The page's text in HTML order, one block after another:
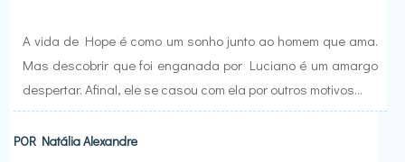
A vida de Hope é como um sonho junto ao homem que ama.
Mas descobrir que foi enganada por Luciano é um amargo
despertar. Afinal, ele se casou com ela por outros motivos...
POR Natália Alexandre